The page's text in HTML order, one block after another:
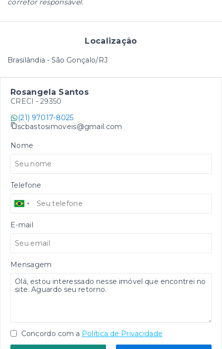
corretor responsável.
Localização
Brasilândia - São Gonçalo/RJ
Rosangela Santos
CRECI - 29350
(21) 97017-8025
scbastosimoveis@gmail.com
Nome
Telefone
E-mail
Mensagem
Concordo com a Política de Privacidade